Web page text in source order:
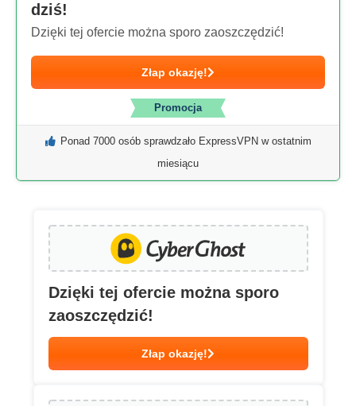
dziś!
Dzięki tej ofercie można sporo zaoszczędzić!
Złap okazję!
Promocja
Ponad 7000 osób sprawdzało ExpressVPN w ostatnim
miesiącu
Dzięki tej ofercie można sporo
zaoszczędzić!
Złap okazję!